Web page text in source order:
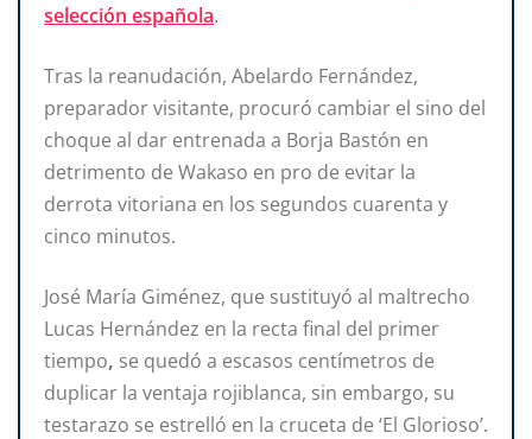
selección española.
Tras la reanudación, Abelardo Fernández,
preparador visitante, procuró cambiar el sino del
choque al dar entrenada a Borja Bastón en
detrimento de Wakaso en pro de evitar la
derrota vitoriana en los segundos cuarenta y
cinco minutos.
José María Giménez, que sustituyó al maltrecho
Lucas Hernández en la recta final del primer
tiempo, se quedó a escasos centímetros de
duplicar la ventaja rojiblanca, sin embargo, su
testarazo se estrelló en la cruceta de ‘El Glorioso’.